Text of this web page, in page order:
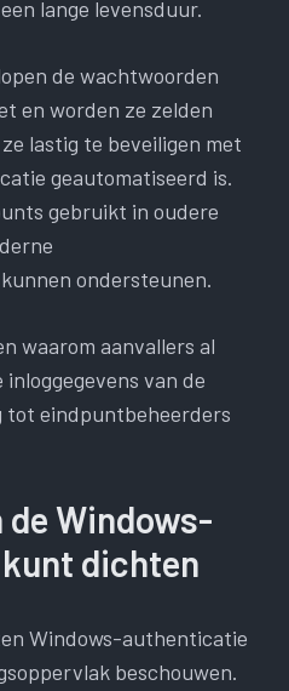
lange levensduur.
de wachtwoorden
en worden ze zelden
lastig te beveiligen met
geautomatiseerd is.
gebruikt in oudere
ondersteunen.
waarom aanvallers al
van de
tot eindpuntbeheerders
de Windows-
dichten
Windows-authenticatie
beschouwen.